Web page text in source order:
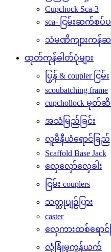
Cupchock Sca-3
sca- ငြမ်းဆက်စပ်ပ
သံမဏိကျားကန်ဆက်
ထုတ်ကုန်ဓါတ်ပုံများ
ပြွန် & coupler ငြမ်း
scoubatching frame
cupchollock မုတ်
အသံမြည်ခြင်း
လူမီနီယံရောင်ခြည်
Scaffold Base Jack
လှေလှော်လှေခါး
ငြမ်း couplers
သတ္တုပျဉ်ပြား
caster
လှေကားထစ်ရောင်
လုံခြုံမှုကွန်ယက်